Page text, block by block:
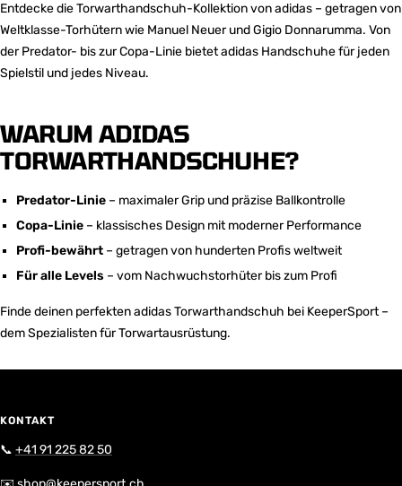
Entdecke die Torwarthandschuh-Kollektion von adidas – getragen von
Weltklasse-Torhütern wie Manuel Neuer und Gigio Donnarumma. Von
der Predator- bis zur Copa-Linie bietet adidas Handschuhe für jeden
Spielstil und jedes Niveau.
WARUM ADIDAS
TORWARTHANDSCHUHE?
Predator-Linie– maximaler Grip und präzise Ballkontrolle
Copa-Linie– klassisches Design mit moderner Performance
Profi-bewährt– getragen von hunderten Profis weltweit
Für alle Levels – vom Nachwuchstorhüter bis zum Profi
Finde deinen perfekten adidas Torwarthandschuh bei KeeperSport –
dem Spezialisten für Torwartausrüstung.
KONTAKT
📞 +41 91 225 82 50